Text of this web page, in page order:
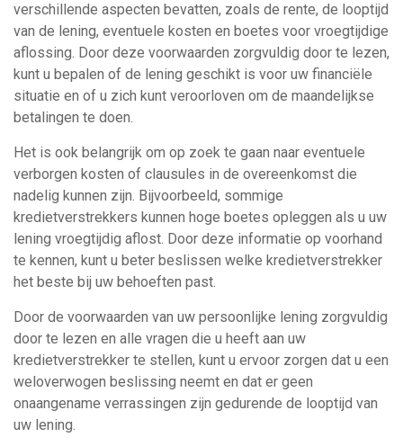
verschillende aspecten bevatten, zoals de rente, de looptijd
van de lening, eventuele kosten en boetes voor vroegtijdige
aflossing. Door deze voorwaarden zorgvuldig door te lezen,
kunt u bepalen of de lening geschikt is voor uw financiële
situatie en of u zich kunt veroorloven om de maandelijkse
betalingen te doen.
Het is ook belangrijk om op zoek te gaan naar eventuele
verborgen kosten of clausules in de overeenkomst die
nadelig kunnen zijn. Bijvoorbeeld, sommige
kredietverstrekkers kunnen hoge boetes opleggen als u uw
lening vroegtijdig aflost. Door deze informatie op voorhand
te kennen, kunt u beter beslissen welke kredietverstrekker
het beste bij uw behoeften past.
Door de voorwaarden van uw persoonlijke lening zorgvuldig
door te lezen en alle vragen die u heeft aan uw
kredietverstrekker te stellen, kunt u ervoor zorgen dat u een
weloverwogen beslissing neemt en dat er geen
onaangename verrassingen zijn gedurende de looptijd van
uw lening.